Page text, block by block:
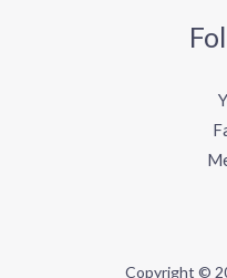
Copyright ©